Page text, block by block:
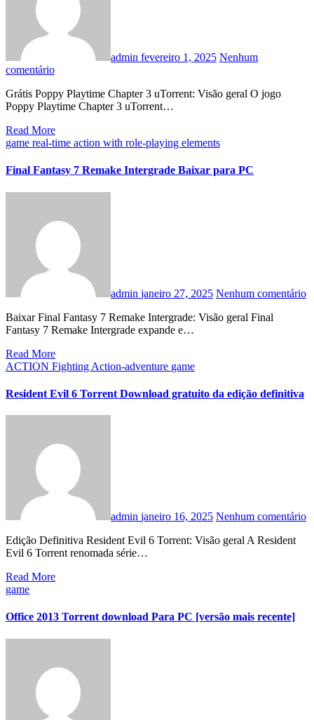
admin fevereiro 1, 2025 Nenhum
comentário
Grátis Poppy Playtime Chapter 3 uTorrent: Visão geral O jogo
Poppy Playtime Chapter 3 uTorrent…
Read More
game real-time action with role-playing elements
Final Fantasy 7 Remake Intergrade Baixar para PC
admin janeiro 27, 2025 Nenhum comentário
Baixar Final Fantasy 7 Remake Intergrade: Visão geral Final
Fantasy 7 Remake Intergrade expande e…
Read More
ACTION Fighting Action-adventure game
Resident Evil 6 Torrent Download gratuito da edição definitiva
admin janeiro 16, 2025 Nenhum comentário
Edição Definitiva Resident Evil 6 Torrent: Visão geral A Resident
Evil 6 Torrent renomada série…
Read More
game
Office 2013 Torrent download Para PC [versão mais recente]